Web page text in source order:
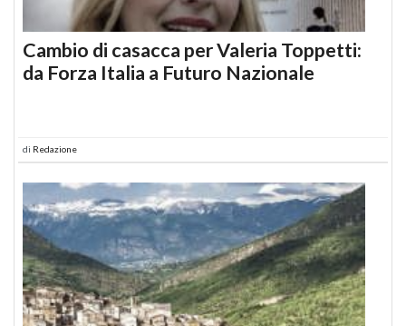
Cambio di casacca per Valeria Toppetti:
da Forza Italia a Futuro Nazionale
di Redazione